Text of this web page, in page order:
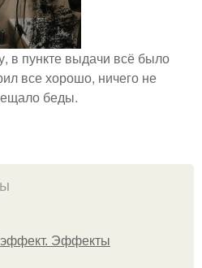
в пункте выдачи всё было
все хорошо, ничего не
беды.
эффект. Эффекты